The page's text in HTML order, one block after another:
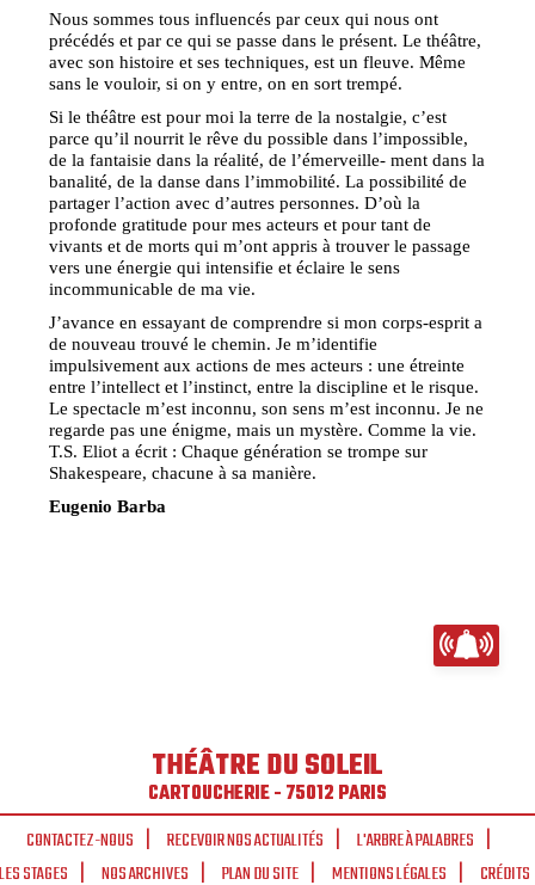
Nous sommes tous influencés par ceux qui nous ont
précédés et par ce qui se passe dans le présent. Le théâtre,
avec son histoire et ses techniques, est un fleuve. Même
sans le vouloir, si on y entre, on en sort trempé.
Si le théâtre est pour moi la terre de la nostalgie, c’est
parce qu’il nourrit le rêve du possible dans l’impossible,
de la fantaisie dans la réalité, de l’émerveille- ment dans la
banalité, de la danse dans l’immobilité. La possibilité de
partager l’action avec d’autres personnes. D’où la
profonde gratitude pour mes acteurs et pour tant de
vivants et de morts qui m’ont appris à trouver le passage
vers une énergie qui intensifie et éclaire le sens
incommunicable de ma vie.
J’avance en essayant de comprendre si mon corps-esprit a
de nouveau trouvé le chemin. Je m’identifie
impulsivement aux actions de mes acteurs : une étreinte
entre l’intellect et l’instinct, entre la discipline et le risque.
Le spectacle m’est inconnu, son sens m’est inconnu. Je ne
regarde pas une énigme, mais un mystère. Comme la vie.
T.S. Eliot a écrit : Chaque génération se trompe sur
Shakespeare, chacune à sa manière.
Eugenio Barba
THÉÂTRE DU SOLEIL
CARTOUCHERIE - 75012 PARIS
CONTACTEZ-NOUS
RECEVOIR NOS ACTUALITÉS
L'ARBRE À PALABRES
LES STAGES
NOS ARCHIVES PLAN DU SITE MENTIONS LÉGALES CRÉDITS